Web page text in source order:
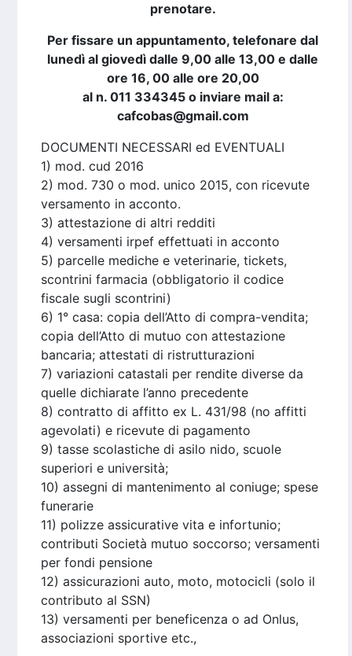
prenotare.
Per fissare un appuntamento, telefonare dal
lunedì al giovedì dalle 9,00 alle 13,00 e dalle
ore 16, 00 alle ore 20,00
al n. 011 334345 o inviare mail a:
cafcobas@gmail.com
DOCUMENTI NECESSARI ed EVENTUALI
1) mod. cud 2016
2) mod. 730 o mod. unico 2015, con ricevute
versamento in acconto.
3) attestazione di altri redditi
4) versamenti irpef effettuati in acconto
5) parcelle mediche e veterinarie, tickets,
scontrini farmacia (obbligatorio il codice
fiscale sugli scontrini)
6) 1° casa: copia dell’Atto di compra-vendita;
copia dell’Atto di mutuo con attestazione
bancaria; attestati di ristrutturazioni
7) variazioni catastali per rendite diverse da
quelle dichiarate l’anno precedente
8) contratto di affitto ex L. 431/98 (no affitti
agevolati) e ricevute di pagamento
9) tasse scolastiche di asilo nido, scuole
superiori e università;
10) assegni di mantenimento al coniuge; spese
funerarie
11) polizze assicurative vita e infortunio;
contributi Società mutuo soccorso; versamenti
per fondi pensione
12) assicurazioni auto, moto, motocicli (solo il
contributo al SSN)
13) versamenti per beneficenza o ad Onlus,
associazioni sportive etc.,